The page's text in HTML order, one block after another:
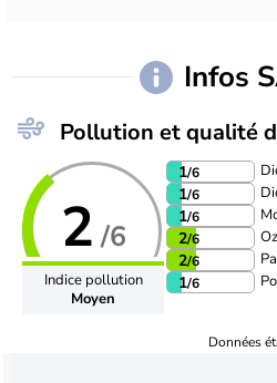
Infos
Pollution et qualité
2 /6
Indice pollution
Moyen
1/6
1/6
1/6
2/6
2/6
1/6
Données